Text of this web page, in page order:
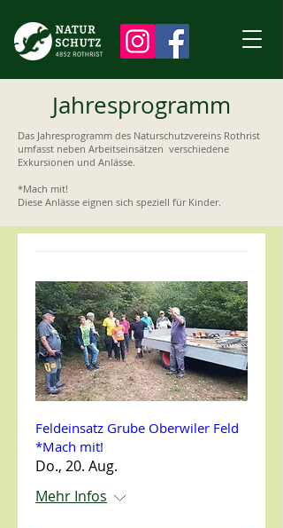
Jahresprogramm
Das Jahresprogramm des Naturschutzvereins Rothrist
umfasst neben Arbeitseinsätzen verschiedene
Exkursionen und Anlässe.
*Mach mit!
Diese Anlässe eignen sich speziell für Kinder.
Feldeinsatz Grube Oberwiler Feld
*Mach mit!
Do., 20. Aug.
Mehr Infos